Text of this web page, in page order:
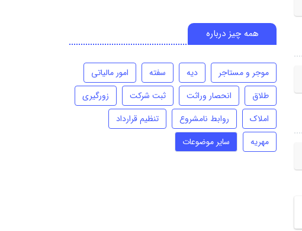
همه چیز درباره
موجر و مستاجر دیه سفته
امور مالیاتی
طلاق
انحصار وراثت ثبت شرکت
زورگیری
املاک
روابط نامشروع
تنظیم قرارداد
مهریه
سایر موضوعات